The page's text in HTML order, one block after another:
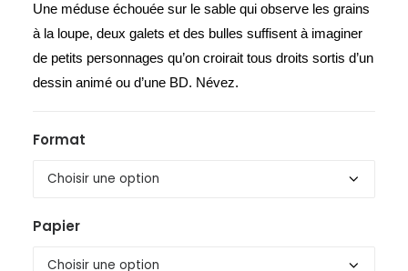
prix :
180 €
à
310 €
Une méduse échouée sur le sable qui observe les grains
à la loupe, deux galets et des bulles suffisent à imaginer
de petits personnages qu’on croirait tous droits sortis d’un
dessin animé ou d’une BD. Névez.
Format
Papier